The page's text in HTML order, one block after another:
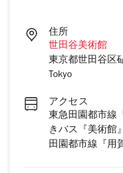
住所
世田谷美術館
東京都世田谷区
Tokyo
アクセス
東急田園都市線
きバス『美術館
田園都市線『用